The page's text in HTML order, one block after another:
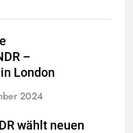
–
London
2024
wählt neuen